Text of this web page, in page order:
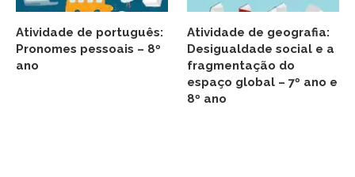
Atividade de português:
Pronomes pessoais – 8º
ano
Atividade de geografia:
Desigualdade social e a
fragmentação do
espaço global – 7º ano e
8º ano